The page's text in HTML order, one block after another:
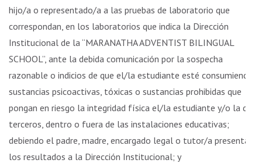
hijo/a o representado/a a las pruebas de laboratorio que
correspondan, en los laboratorios que indica la Dirección
Institucional de la “MARANATHA ADVENTIST BILINGUAL
SCHOOL”, ante la debida comunicación por la sospecha
razonable o indicios de que el/la estudiante esté consumiendo
sustancias psicoactivas, tóxicas o sustancias prohibidas que
pongan en riesgo la integridad física el/la estudiante y/o la de
terceros, dentro o fuera de las instalaciones educativas;
debiendo el padre, madre, encargado legal o tutor/a presentar
los resultados a la Dirección Institucional; y